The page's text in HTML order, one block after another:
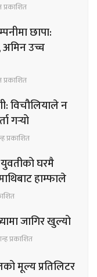
छापा:
उच्च
विचौलियाले न
गर्‍यो
प्रकाशित
घरमै
हाम्फाले
जागिर खुल्यो
प्रकाशित
मूल्य प्रतिलिटर